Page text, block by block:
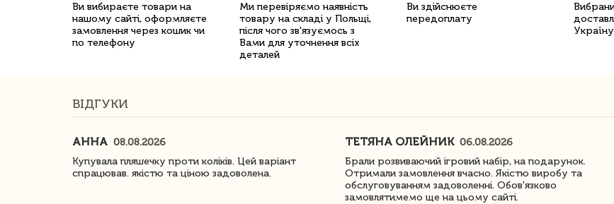
Ви вибираєте товари на
нашому сайті, оформляєте
замовлення через кошик чи
по телефону
Ми перевіряємо наявність
товару на складі у Польщі,
після чого зв'язуємось з
Вами для уточнення всіх
деталей
Ви здійснюєте
передоплату
Україну
ВІДГУКИ
АННА 08.08.2026
Купувала пляшечку проти коліків. Цей варіант
спрацював. якістю та ціною задоволена.
ТЕТЯНА ОЛЕЙНИК 06.08.2026
Брали розвиваючий ігровий набір, на подарунок.
Отримали замовлення вчасно. Якістю виробу та
обслуговуванням задоволенні. Обов'язково
замовлятимемо ще на цьому сайті.